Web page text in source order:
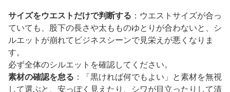
サイズをウエストだけで判断する ：ウエストサイズが合っ
ていても、股下の長さや太もものゆとりが合わないと、シ
ルエットが崩れてビジネスシーンで見栄えが悪くなりま
す。
必ず全体のシルエットを確認してください。
素材の確認を怠る ：「黒ければ何でもよい」と素材を無視
して選ぶと、安っぽく見えたり、シワが目立ったりして清